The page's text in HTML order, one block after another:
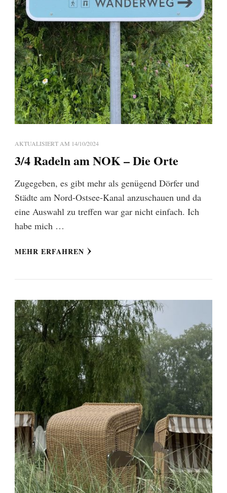
AKTUALISIERT AM 14/10/2024
3/4 Radeln am NOK – Die Orte
Zugegeben, es gibt mehr als genügend Dörfer und
Städte am Nord-Ostsee-Kanal anzuschauen und da
eine Auswahl zu treffen war gar nicht einfach. Ich
habe mich …
MEHR ERFAHREN